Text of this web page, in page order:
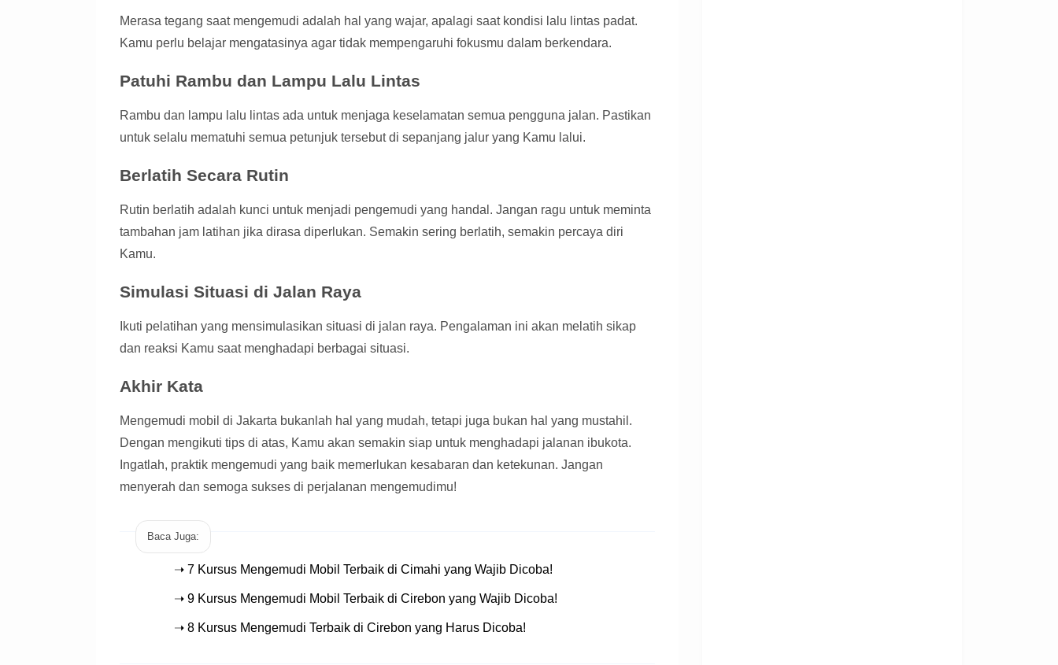
Merasa tegang saat mengemudi adalah hal yang wajar, apalagi saat kondisi lalu lintas padat.
Kamu perlu belajar mengatasinya agar tidak mempengaruhi fokusmu dalam berkendara.
Patuhi Rambu dan Lampu Lalu Lintas
Rambu dan lampu lalu lintas ada untuk menjaga keselamatan semua pengguna jalan. Pastikan
untuk selalu mematuhi semua petunjuk tersebut di sepanjang jalur yang Kamu lalui.
Berlatih Secara Rutin
Rutin berlatih adalah kunci untuk menjadi pengemudi yang handal. Jangan ragu untuk meminta
tambahan jam latihan jika dirasa diperlukan. Semakin sering berlatih, semakin percaya diri
Kamu.
Simulasi Situasi di Jalan Raya
Ikuti pelatihan yang mensimulasikan situasi di jalan raya. Pengalaman ini akan melatih sikap
dan reaksi Kamu saat menghadapi berbagai situasi.
Akhir Kata
Mengemudi mobil di Jakarta bukanlah hal yang mudah, tetapi juga bukan hal yang mustahil.
Dengan mengikuti tips di atas, Kamu akan semakin siap untuk menghadapi jalanan ibukota.
Ingatlah, praktik mengemudi yang baik memerlukan kesabaran dan ketekunan. Jangan
menyerah dan semoga sukses di perjalanan mengemudimu!
Baca Juga:
➝ 7 Kursus Mengemudi Mobil Terbaik di Cimahi yang Wajib Dicoba!
➝ 9 Kursus Mengemudi Mobil Terbaik di Cirebon yang Wajib Dicoba!
➝ 8 Kursus Mengemudi Terbaik di Cirebon yang Harus Dicoba!